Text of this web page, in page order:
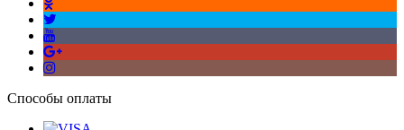
Способы оплаты